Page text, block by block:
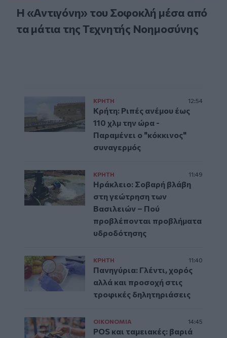
Η «Αντιγόνη» του Σοφοκλή μέσα από
τα μάτια της Τεχνητής Νοημοσύνης
ΚΡΗΤΗ 12:54
Κρήτη: Ριπές ανέμου έως
110 χλμ την ώρα -
Παραμένει ο "κόκκινος"
συναγερμός
ΚΡΗΤΗ 11:49
Ηράκλειο: Σοβαρή βλάβη
στη γεώτρηση των
Βασιλειών – Πού
προβλέπονται προβλήματα
υδροδότησης
ΚΡΗΤΗ 11:40
Πανηγύρια: Γλέντι, χορός
αλλά και προσοχή στις
τροφικές δηλητηριάσεις
ΟΙΚΟΝΟΜΙΑ 14:45
POS και ταμειακές: βαριά